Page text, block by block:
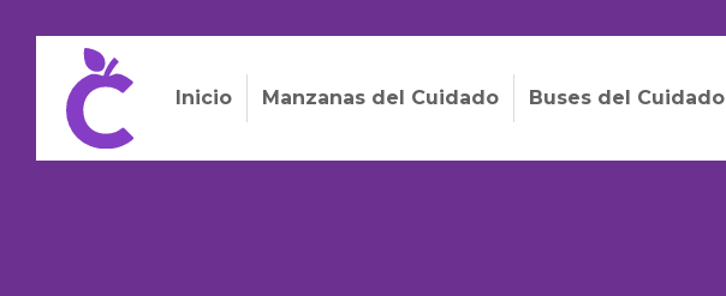
Inicio Manzanas del Cuidado Buses del Cuidado